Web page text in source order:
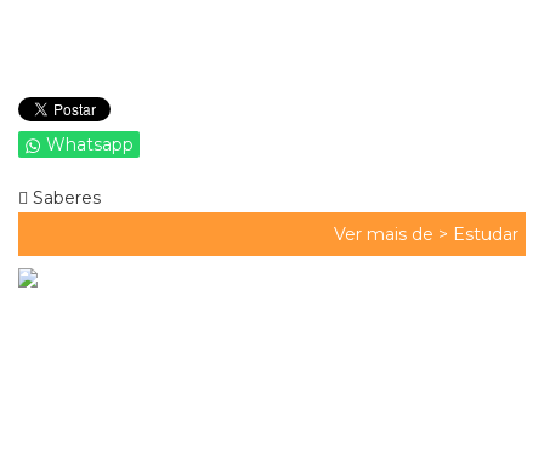
Whatsapp
Saberes
Ver mais de > Estudar